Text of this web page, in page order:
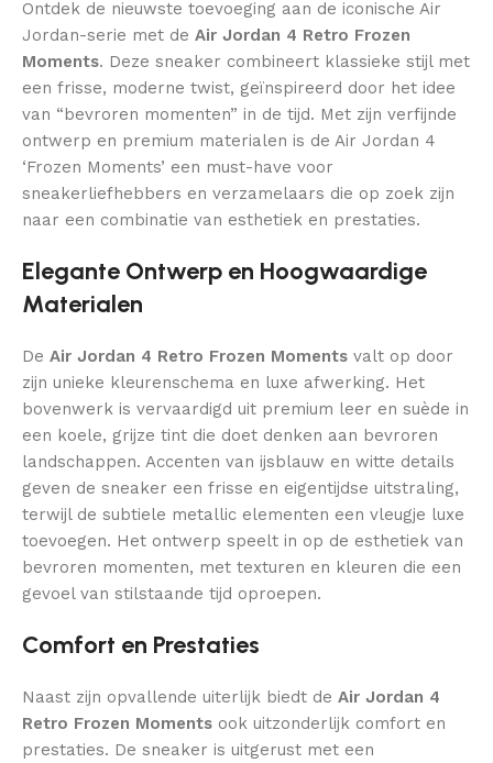
Ontdek de nieuwste toevoeging aan de iconische Air
Jordan-serie met de Air Jordan 4 Retro Frozen
Moments. Deze sneaker combineert klassieke stijl met
een frisse, moderne twist, geïnspireerd door het idee
van “bevroren momenten” in de tijd. Met zijn verfijnde
ontwerp en premium materialen is de Air Jordan 4
‘Frozen Moments’ een must-have voor
sneakerliefhebbers en verzamelaars die op zoek zijn
naar een combinatie van esthetiek en prestaties.
Elegante Ontwerp en Hoogwaardige
Materialen
De Air Jordan 4 Retro Frozen Moments valt op door
zijn unieke kleurenschema en luxe afwerking. Het
bovenwerk is vervaardigd uit premium leer en suède in
een koele, grijze tint die doet denken aan bevroren
landschappen. Accenten van ijsblauw en witte details
geven de sneaker een frisse en eigentijdse uitstraling,
terwijl de subtiele metallic elementen een vleugje luxe
toevoegen. Het ontwerp speelt in op de esthetiek van
bevroren momenten, met texturen en kleuren die een
gevoel van stilstaande tijd oproepen.
Comfort en Prestaties
Naast zijn opvallende uiterlijk biedt de Air Jordan 4
Retro Frozen Moments ook uitzonderlijk comfort en
prestaties. De sneaker is uitgerust met een